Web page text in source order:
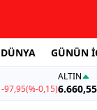
DÜNYA GÜNÜN
-97,95(%-0,15)
ALTIN
6.660,55